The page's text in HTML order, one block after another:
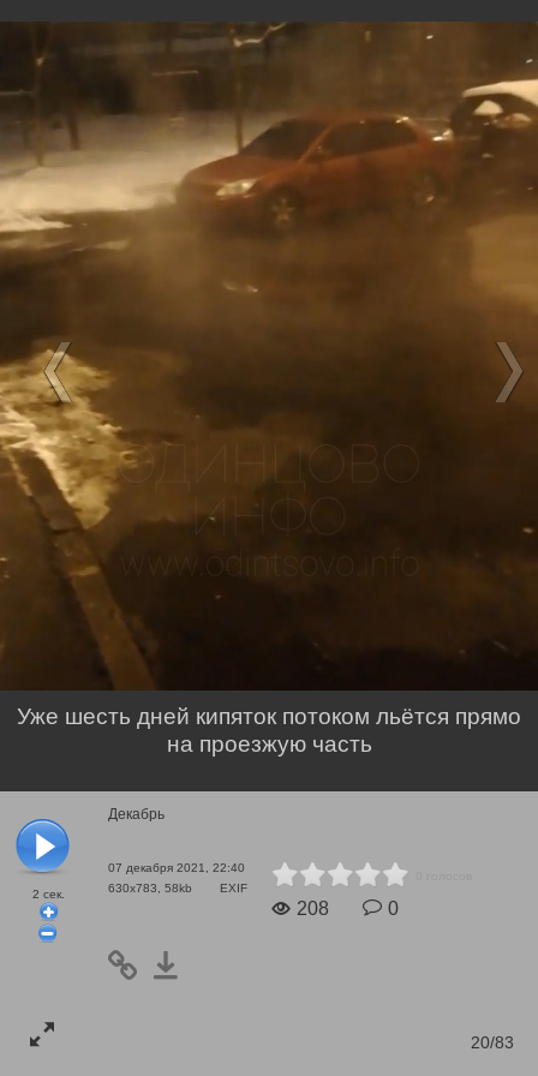
2 сек.
Декабрь
07 декабря 2021, 22:40
630x783, 58kb
EXIF
208 0
20/83
Уже шесть дней кипяток потоком льётся прямо
на проезжую часть